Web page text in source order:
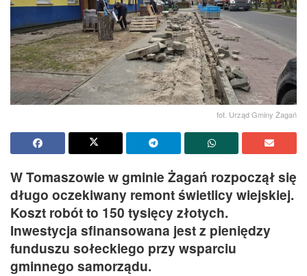
fot. Urząd Gminy Żagań
W Tomaszowie w gminie Żagań rozpoczął się
długo oczekiwany remont świetlicy wiejskiej.
Koszt robót to 150 tysięcy złotych.
Inwestycja sfinansowana jest z pieniędzy
funduszu sołeckiego przy wsparciu
gminnego samorządu.